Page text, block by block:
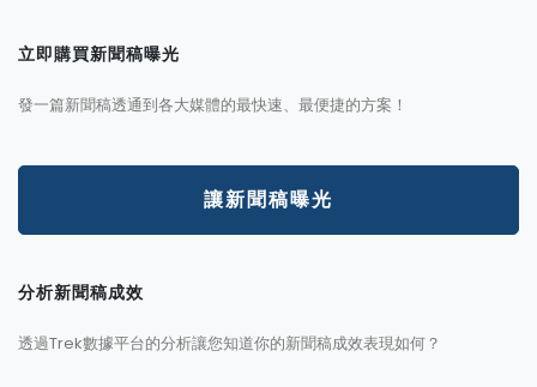
立即購買新聞稿曝光
發一篇新聞稿透通到各大媒體的最快速、最便捷的方案！
讓新聞稿曝光
分析新聞稿成效
透過Trek數據平台的分析讓您知道你的新聞稿成效表現如何？